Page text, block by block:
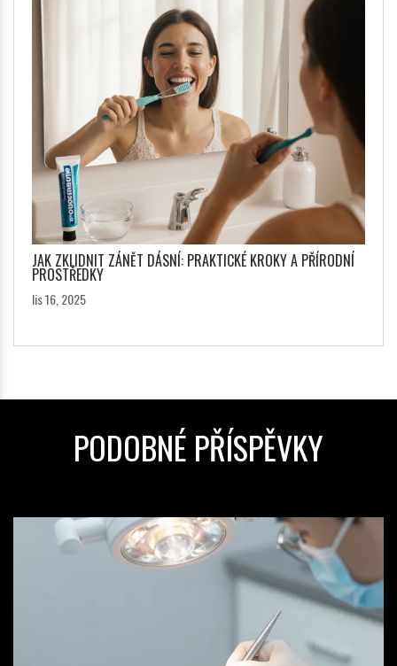
JAK ZKLIDNIT ZÁNĚT DÁSNÍ: PRAKTICKÉ KROKY A PŘÍRODNÍ
PROSTŘEDKY
lis 16, 2025
PODOBNÉ PŘÍSPĚVKY